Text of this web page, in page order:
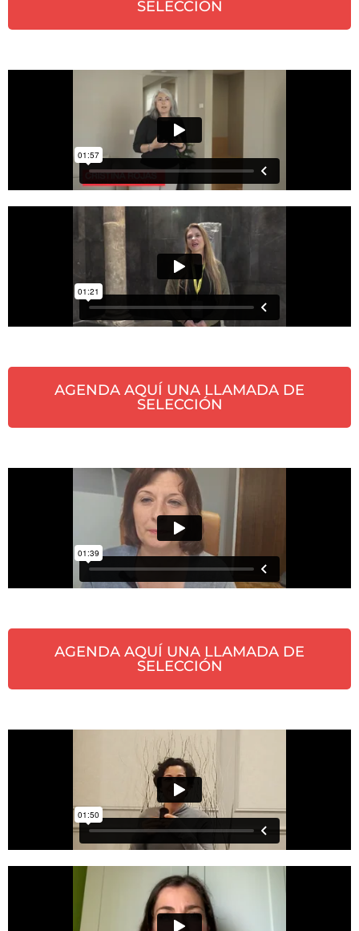
SELECCIÓN
AGENDA AQUÍ UNA LLAMADA DE
SELECCIÓN
AGENDA AQUÍ UNA LLAMADA DE
SELECCIÓN